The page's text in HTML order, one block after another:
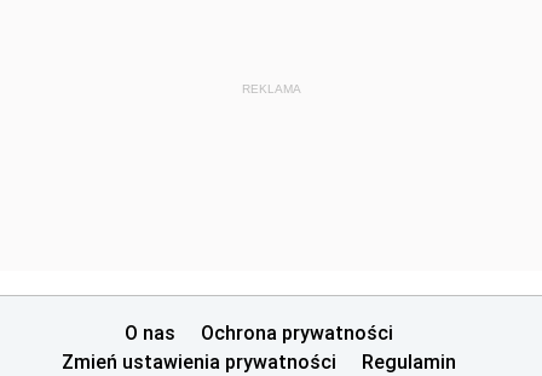
REKLAMA
O nas
Ochrona prywatności
Zmień ustawienia prywatności
Regulamin